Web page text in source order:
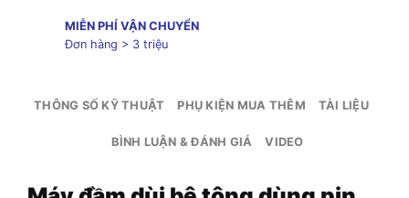
MIỄN PHÍ VẬN CHUYỂN
Đơn hàng > 3 triệu
THÔNG SỐ KỸ THUẬT PHỤ KIỆN MUA THÊM TÀI LIỆU
BÌNH LUẬN & ĐÁNH GIÁ VIDEO